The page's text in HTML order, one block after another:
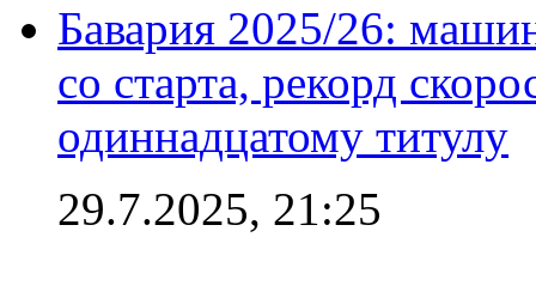
Бавария 2025/26:
со старта, рекорд
одиннадцатому титулу
29.7.2025, 21:25